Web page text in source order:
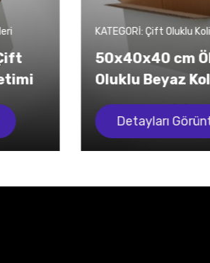
KATEGORİ: Çift Oluklu Koli Çeşitleri
50x40x40 cm Ölçü Çift
Oluklu Beyaz Koli Üretimi
Detayları Görüntüle!